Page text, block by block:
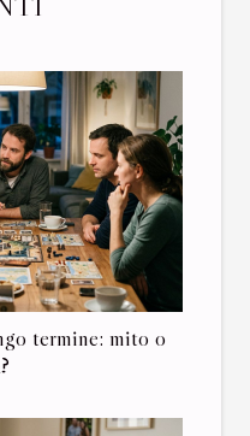
termine: mito o